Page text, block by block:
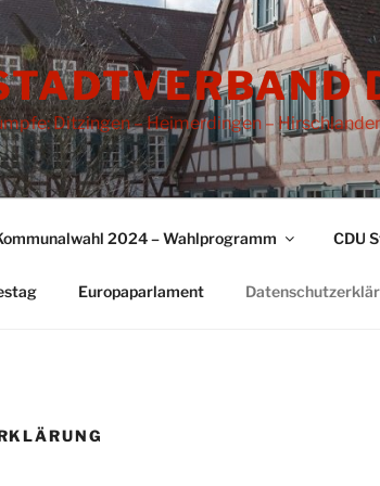
Ditzingen – Heimerdingen –
2024 – Wahlprogramm CDU
Europaparlament